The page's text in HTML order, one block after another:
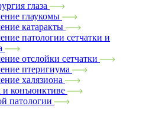
глаза
глаукомы
катаракты
патологии сетчатки и
отслойки сетчатки
птеригиума
халязиона
и конъюнктиве
патологии